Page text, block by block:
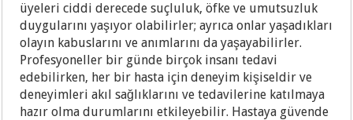
üyeleri ciddi derecede suçluluk, öfke ve umutsuzluk
duygularını yaşıyor olabilirler; ayrıca onlar yaşadıkları
olayın kabuslarını ve anımlarını da yaşayabilirler.
Profesyoneller bir günde birçok insanı tedavi
edebilirken, her bir hasta için deneyim kişiseldir ve
deneyimleri akıl sağlıklarını ve tedavilerine katılmaya
hazır olma durumlarını etkileyebilir. Hastaya güvende